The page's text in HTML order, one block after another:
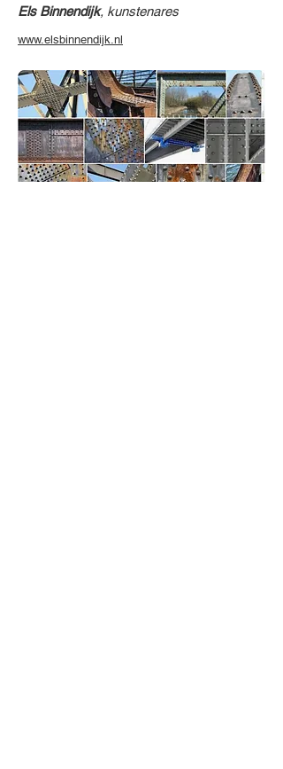
Els Binnendijk, kunstenares
www.elsbinnendijk.nl